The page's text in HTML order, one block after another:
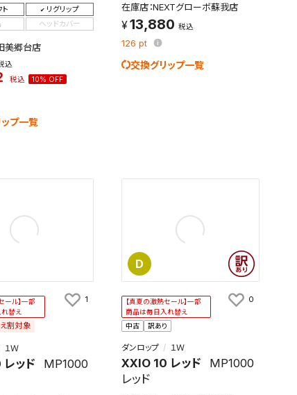
ト
リグリップ
ヘッドカバー
美郷台店
込
税込 10% OFF
プ一覧
在庫店：NEXTグローボ蘇我店
13,880 税込
126pt
交換グリップ一覧
ール】一部
替え
割対象
１Ｗ
ッド
MP1000
1
D
【真夏の激熱セール】一部
商品は毎日入れ替え
中古
訳あり
ダンロップ １Ｗ
XXIO 10 レッド
MP1000
レッド
0